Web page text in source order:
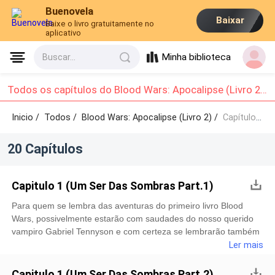
Buenovela
Baixe o livro gratuitamente no
aplicativo
Baixar
Buscar... Minha biblioteca
Todos os capítulos do Blood Wars: Apocalipse (Livro 2): Capítulo 1 - Capítulo 10
Inicio / Todos/Blood Wars: Apocalipse (Livro 2) / Capítulo 1 - Capítulo 10
20 Capítulos
Capitulo 1 (Um Ser Das Sombras Part.1)
Para quem se lembra das aventuras do primeiro livro Blood
Wars, possivelmente estarão com saudades do nosso querido
vampiro Gabriel Tennyson e com certeza se lembrarão também
da traição envolvendo Claire. Que era para ter sido sua melhor
da onde vem a verdade e de onde se vem a ilusão. Mas o que
Ler mais